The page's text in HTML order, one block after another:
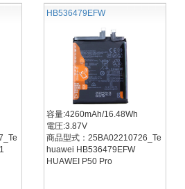
HB536479EFW
容量:4260mAh/16.48Wh
電圧:3.87V
商品型式：25BA02210726_Te
huawei HB536479EFW
HUAWEI P50 Pro